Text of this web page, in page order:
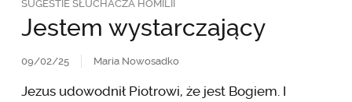
SUGESTIE SŁUCHACZA HOMILII
Jestem wystarczający
09/02/25 Maria Nowosadko
Jezus udowodnił Piotrowi, że jest Bogiem. I